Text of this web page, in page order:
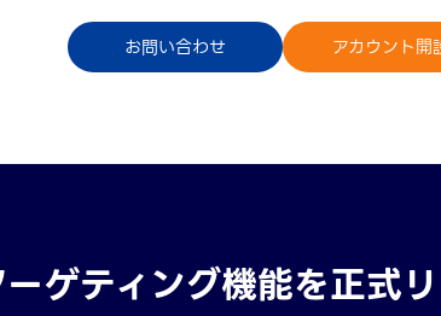
お問い合わせ アカウント開
ご利用中のお客様へ
ティング機能を正式リ